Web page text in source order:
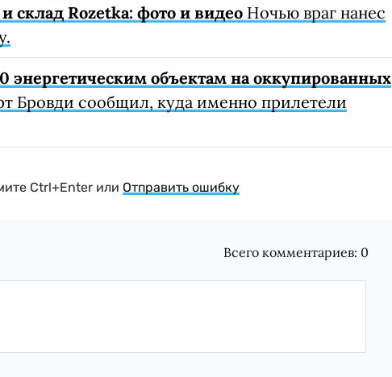
склад Rozetka: фото и видео Ночью враг нанес
энергетическим объектам на оккупированных
Бровди сообщил, куда именно прилетели
Ctrl+Enter или Отправить ошибку
Всего комментариев: 0